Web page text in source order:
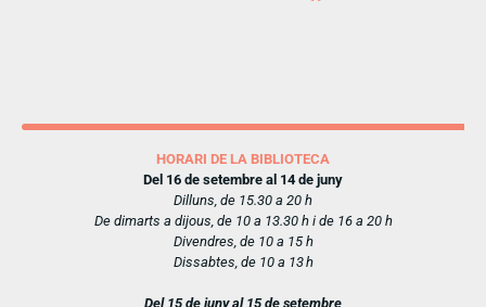
HORARI DE LA BIBLIOTECA
Del 16 de setembre al 14 de juny
Dilluns, de 15.30 a 20 h
De dimarts a dijous, de 10 a 13.30 h i de 16 a 20 h
Divendres, de 10 a 15 h
Dissabtes, de 10 a 13 h
Del 15 de juny al 15 de setembre